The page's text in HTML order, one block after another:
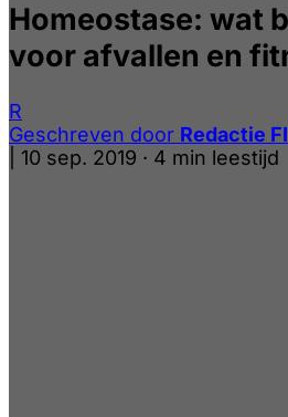
Homeostase: wat
voor afvallen en
R
Geschreven door Redactie
10 sep. 2019 · 4 min leestijd